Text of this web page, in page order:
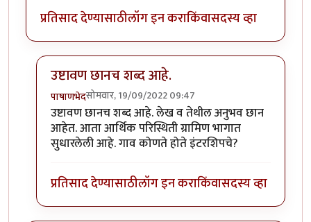
प्रतिसाद देण्यासाठीलॉग इन कराकिंवासदस्य व्हा
उष्टावण छानच शब्द आहे.
पाषाणभेदसोमवार, 19/09/2022 09:47
In reply toलेख आवडला..byज्ञानोबाचे पैजार
उष्टावण छानच शब्द आहे. लेख व तेथील अनुभव छान
आहेत. आता आर्थिक परिस्थिती ग्रामिण भागात
सुधारलेली आहे. गाव कोणते होते इंटरशिपचे?
प्रतिसाद देण्यासाठीलॉग इन कराकिंवासदस्य व्हा